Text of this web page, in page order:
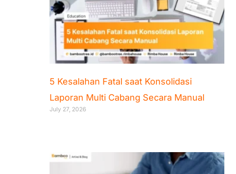
5 Kesalahan Fatal saat Konsolidasi
Laporan Multi Cabang Secara Manual
July 27, 2026